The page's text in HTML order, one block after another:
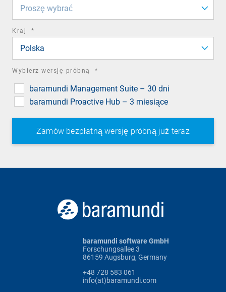
Proszę wybrać
Kraj *
Polska
Wybierz wersję próbną *
baramundi Management Suite – 30 dni
baramundi Proactive Hub – 3 miesiące
baramundi software GmbH
Forschungsallee 3
86159 Augsburg, Germany
+48 728 583 061
info(at)baramundi.com